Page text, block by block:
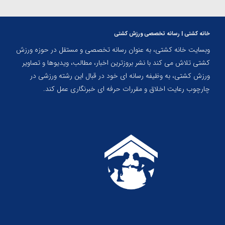
خانه کشتی | رسانه تخصصی ورزش کشتی
وبسایت خانه کشتی، به عنوان رسانه تخصصی و مستقل در حوزه ورزش
کشتی تلاش می کند با نشر بروزترین اخبار، مطالب، ویدیوها و تصاویر
ورزش کشتی، به وظیفه رسانه ای خود در قبال این رشته ورزشی در
چارچوب رعایت اخلاق و مقررات حرفه ای خبرنگاری عمل کند.